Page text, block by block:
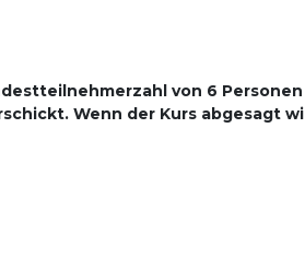
von 6 Personen
Wenn der Kurs abgesagt